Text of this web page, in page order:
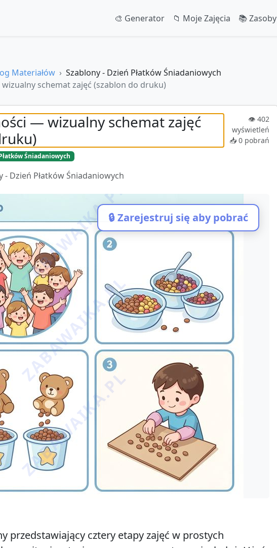
🎨 Generator 📁 Moje Zajęcia 📚 Zasoby
Materiałów
Szablony - Dzień Płatków Śniadaniowych
schemat zajęć (szablon do druku)
— wizualny schemat zajęć
Śniadaniowych
👁️ 402
wyświetleń
📥 0 pobrań
- Dzień Płatków Śniadaniowych
ZABAWAIKA.PL
ZABAWAIKA.PL
ZABAWAIKA.PL
🔒 Zarejestruj się aby pobrać
przedstawiający cztery etapy zajęć w prostych